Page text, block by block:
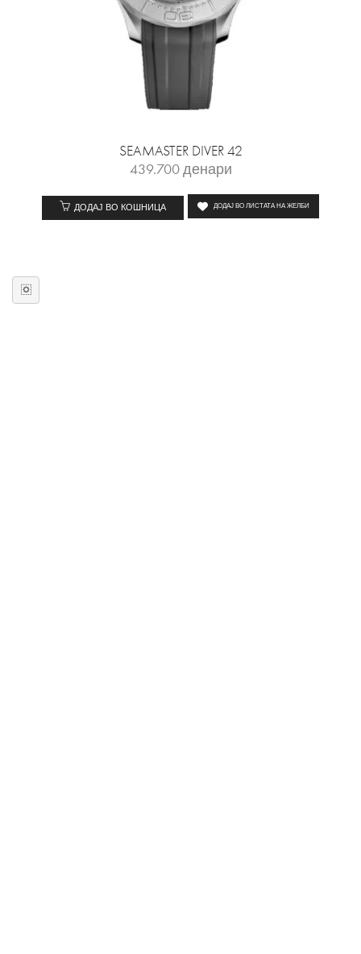
SEAMASTER DIVER 42
439.700денари
ДОДАЈ ВО КОШНИЦА ДОДАЈ ВО ЛИСТАТА НА ЖЕЛБИ